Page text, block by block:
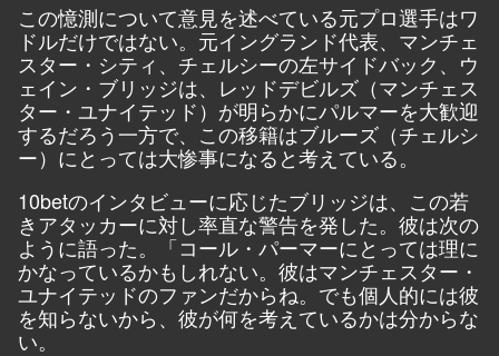
この憶測について意見を述べている元プロ選手はワ
ドルだけではない。元イングランド代表、マンチェ
スター・シティ、チェルシーの左サイドバック、ウ
ェイン・ブリッジは、レッドデビルズ（マンチェス
ター・ユナイテッド）が明らかにパルマーを大歓迎
するだろう一方で、この移籍はブルーズ（チェルシ
ー）にとっては大惨事になると考えている。
10betのインタビューに応じたブリッジは、この若
きアタッカーに対し率直な警告を発した。彼は次の
ように語った。「コール・パーマーにとっては理に
かなっているかもしれない。彼はマンチェスター・
ユナイテッドのファンだからね。でも個人的には彼
を知らないから、彼が何を考えているかは分からな
い。